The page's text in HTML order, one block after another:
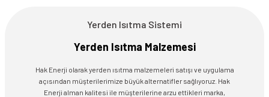
Yerden Isıtma Sistemi
Yerden Isıtma Malzemesi
Hak Enerji olarak yerden ısıtma malzemeleri satışı ve uygulama
açısından müşterilerimize büyük alternatifler sağlıyoruz. Hak
Enerji alman kalitesi ile müşterilerine arzu ettikleri marka,